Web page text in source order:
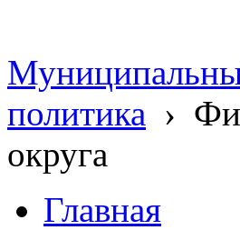
политика ›
округа
Главная